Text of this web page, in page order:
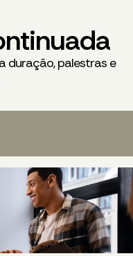
duração, palestras e